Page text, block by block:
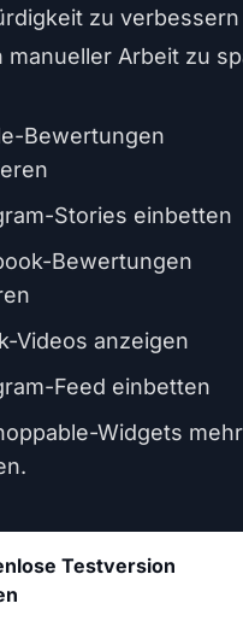
zu
manueller Arbeit zu
Bewertungen
Stories einbetten
Bewertungen
Videos anzeigen
Feed einbetten
Widgets mehr
Testversion